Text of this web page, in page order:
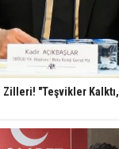
Zilleri! "Teşvikler